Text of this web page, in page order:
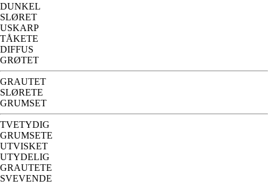
DUNKEL
SLØRET
USKARP
TÅKETE
DIFFUS
GRØTET
GRAUTET
SLØRETE
GRUMSET
TVETYDIG
GRUMSETE
UTVISKET
UTYDELIG
GRAUTETE
SVEVENDE